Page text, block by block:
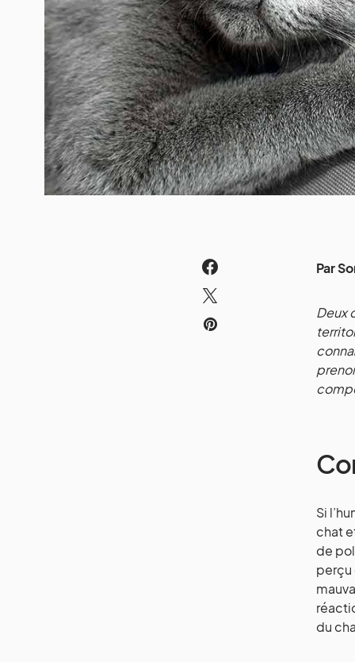
Par
Deux
Si
chat
de
perçu
du